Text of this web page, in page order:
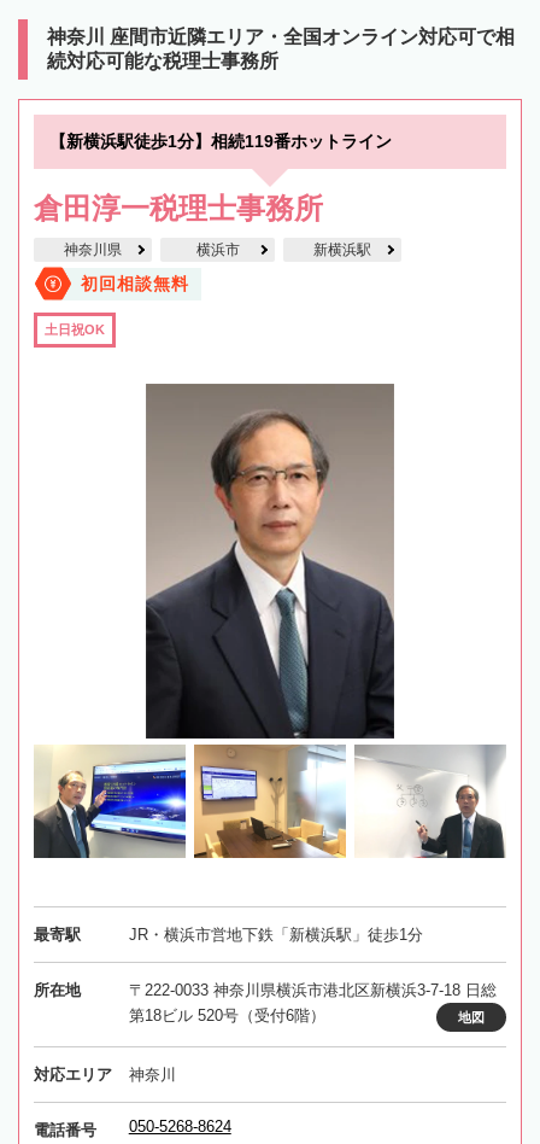
神奈川 座間市近隣エリア・全国オンライン対応可で相
続対応可能な税理士事務所
【新横浜駅徒歩1分】相続119番ホットライン
倉田淳一税理士事務所
神奈川県 横浜市 新横浜駅
初回相談無料
土日祝OK
最寄駅 JR・横浜市営地下鉄「新横浜駅」徒歩1分
所在地
〒222-0033 神奈川県横浜市港北区新横浜3-7-18 日総
第18ビル 520号（受付6階）
地図
対応エリア 神奈川
電話番号 050-5268-8624